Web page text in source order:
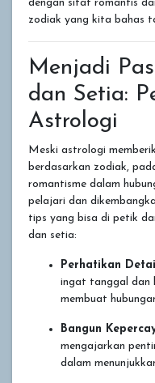
dengan sifat romantis
zodiak yang kita bahas
Menjadi
dan Setia:
Astrologi
Meski astrologi
berdasarkan zodiak,
romantisme dalam
pelajari dan
tips yang bisa di petik
dan setia:
Perhatikan
ingat tanggal dan
membuat
Bangun
mengajarkan
dalam